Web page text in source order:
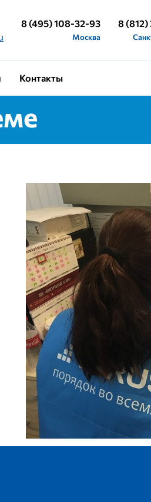
8 (495) 108-32-93
Москва
8
Контакты